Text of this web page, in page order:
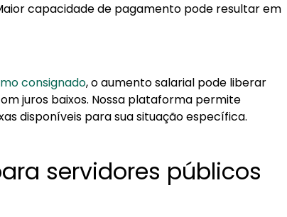
capacidade de pagamento pode resultar em
consignado, o aumento salarial pode liberar
juros baixos. Nossa plataforma permite
disponíveis para sua situação específica.
servidores públicos